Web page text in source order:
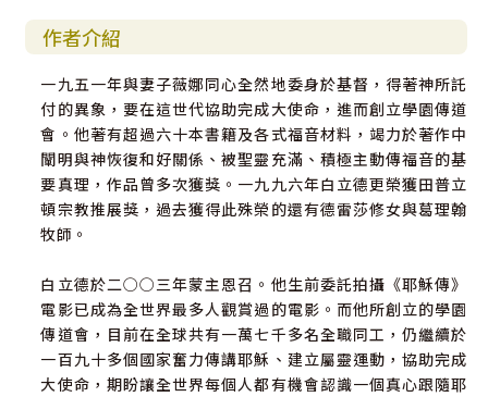
作者介紹
一九五一年與妻子薇娜同心全然地委身於基督，得著神所託
付的異象，要在這世代協助完成大使命，進而創立學園傳道
會。他著有超過六十本書籍及各式福音材料，竭力於著作中
闡明與神恢復和好關係、被聖靈充滿、積極主動傳福音的基
要真理，作品曾多次獲獎。一九九六年白立德更榮獲田普立
頓宗教推展獎，過去獲得此殊榮的還有德雷莎修女與葛理翰
牧師。
白立德於二○○三年蒙主恩召。他生前委託拍攝《耶穌傳》
電影已成為全世界最多人觀賞過的電影。而他所創立的學園
傳道會，目前在全球共有一萬七千多名全職同工，仍繼續於
一百九十多個國家奮力傳講耶穌、建立屬靈運動，協助完成
大使命，期盼讓全世界每個人都有機會認識一個真心跟隨耶